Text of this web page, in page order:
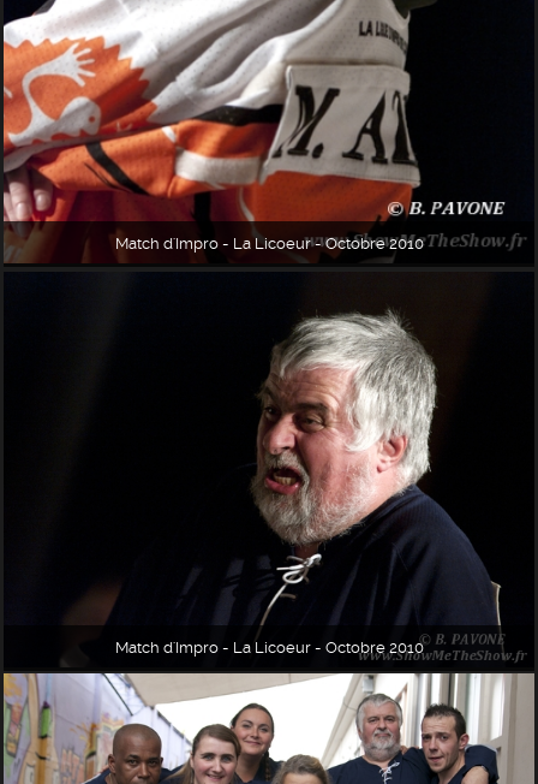
Match d'Impro - La Licoeur - Octobre 2010
Match d'Impro - La Licoeur - Octobre 2010